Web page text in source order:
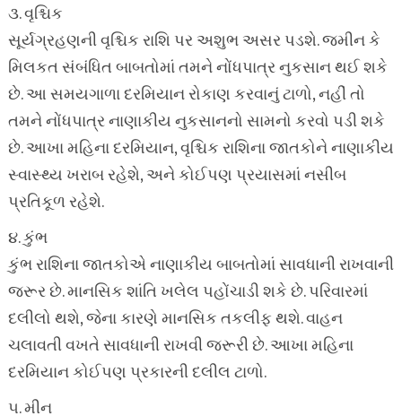
૩. વૃશ્ચિક
સૂર્યગ્રહણની વૃશ્ચિક રાશિ પર અશુભ અસર પડશે. જમીન કે
મિલકત સંબંધિત બાબતોમાં તમને નોંધપાત્ર નુકસાન થઈ શકે
છે. આ સમયગાળા દરમિયાન રોકાણ કરવાનું ટાળો, નહીં તો
તમને નોંધપાત્ર નાણાકીય નુકસાનનો સામનો કરવો પડી શકે
છે. આખા મહિના દરમિયાન, વૃશ્ચિક રાશિના જાતકોને નાણાકીય
સ્વાસ્થ્ય ખરાબ રહેશે, અને કોઈપણ પ્રયાસમાં નસીબ
પ્રતિકૂળ રહેશે.
૪. કુંભ
કુંભ રાશિના જાતકોએ નાણાકીય બાબતોમાં સાવધાની રાખવાની
જરૂર છે. માનસિક શાંતિ ખલેલ પહોંચાડી શકે છે. પરિવારમાં
દલીલો થશે, જેના કારણે માનસિક તકલીફ થશે. વાહન
ચલાવતી વખતે સાવધાની રાખવી જરૂરી છે. આખા મહિના
દરમિયાન કોઈપણ પ્રકારની દલીલ ટાળો.
૫. મીન